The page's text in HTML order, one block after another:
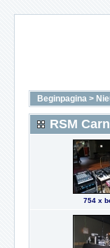
Beginpagina >
RSM
754 x